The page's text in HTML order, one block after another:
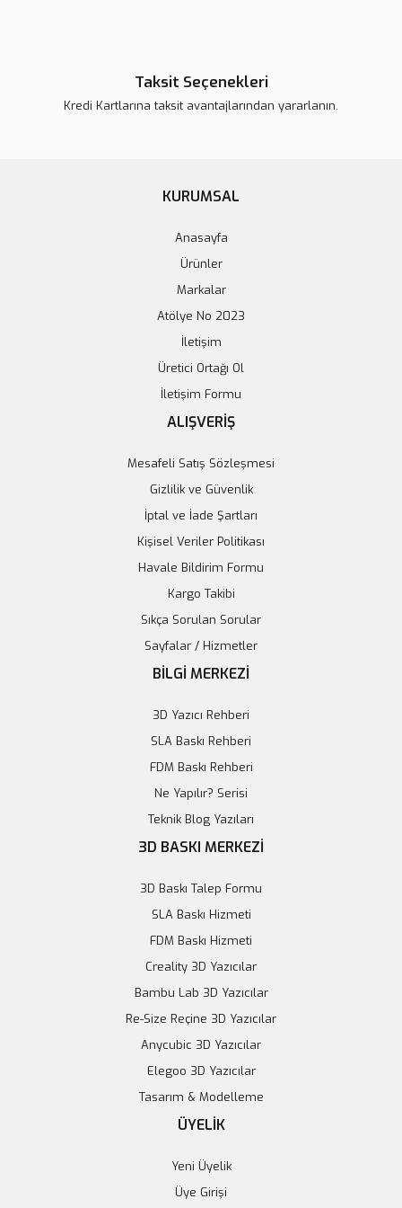
MK8 Csa Nozzle
Elegoo Neptune 4 & 4 Pro Uyumlu CSA Nozzle
50,05 TL
51,60 TL
Stokta Yok
Elegoo Neptune 4 Plus & Max Uyumlu CSA Nozzle
Stokta Yok
Taksit Seçenekleri
Kredi Kartlarına taksit avantajlarından yararlanın.
KURUMSAL
Anasayfa
Ürünler
Markalar
Atölye No 2023
İletişim
Üretici Ortağı Ol
İletişim Formu
ALIŞVERİŞ
Mesafeli Satış Sözleşmesi
Gizlilik ve Güvenlik
İptal ve İade Şartları
Kişisel Veriler Politikası
Havale Bildirim Formu
Kargo Takibi
Sıkça Sorulan Sorular
Sayfalar / Hizmetler
BİLGİ MERKEZİ
3D Yazıcı Rehberi
SLA Baskı Rehberi
FDM Baskı Rehberi
Ne Yapılır? Serisi
Teknik Blog Yazıları
3D BASKI MERKEZİ
3D Baskı Talep Formu
SLA Baskı Hizmeti
FDM Baskı Hizmeti
Creality 3D Yazıcılar
Bambu Lab 3D Yazıcılar
Re-Size Reçine 3D Yazıcılar
Anycubic 3D Yazıcılar
Elegoo 3D Yazıcılar
Tasarım & Modelleme
ÜYELİK
Yeni Üyelik
Üye Girişi